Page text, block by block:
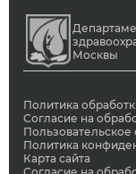
Москвы
Политика
Согласие на
Пользовательское
Политика
Карта сайта